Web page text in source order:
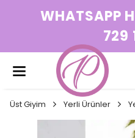
Üst Giyim Yerli Ürünler